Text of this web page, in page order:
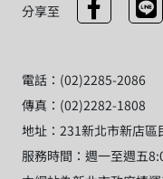
分享至
電話：(02)2285-2086
傳真：(02)2282-1808
地址：231新北市新店區
服務時間：週一至週五